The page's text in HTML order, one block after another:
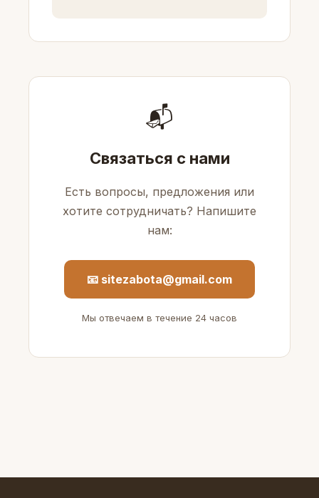
📬
Связаться с нами
Есть вопросы, предложения или
хотите сотрудничать? Напишите
нам:
📧 sitezabota@gmail.com
Мы отвечаем в течение 24 часов